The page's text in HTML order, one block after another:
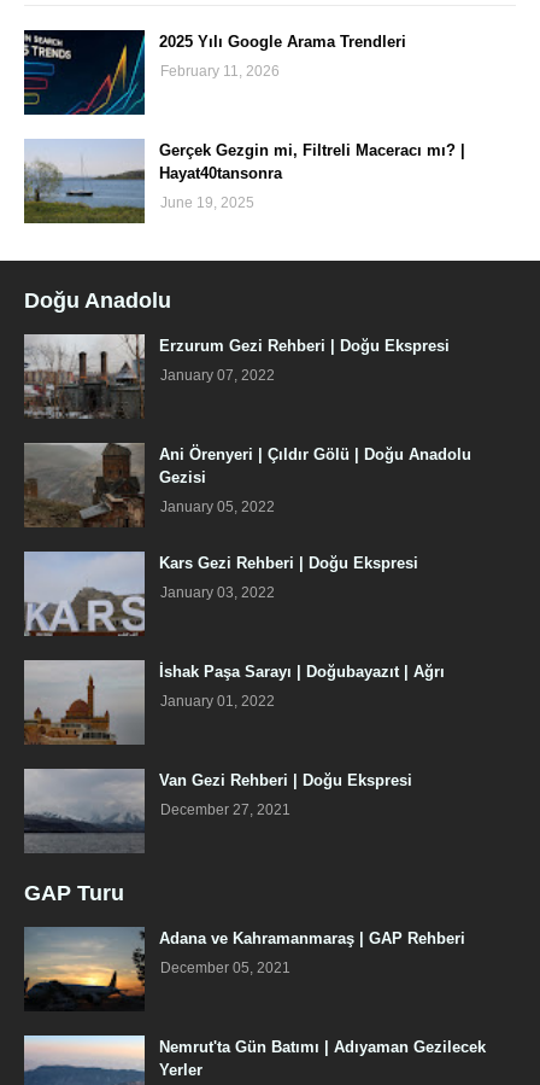
2025 Yılı Google Arama Trendleri
February 11, 2026
Gerçek Gezgin mi, Filtreli Maceracı mı? |
Hayat40tansonra
June 19, 2025
Doğu Anadolu
Erzurum Gezi Rehberi | Doğu Ekspresi
January 07, 2022
Ani Örenyeri | Çıldır Gölü | Doğu Anadolu
Gezisi
January 05, 2022
Kars Gezi Rehberi | Doğu Ekspresi
January 03, 2022
İshak Paşa Sarayı | Doğubayazıt | Ağrı
January 01, 2022
Van Gezi Rehberi | Doğu Ekspresi
December 27, 2021
GAP Turu
Adana ve Kahramanmaraş | GAP Rehberi
December 05, 2021
Nemrut'ta Gün Batımı | Adıyaman Gezilecek
Yerler